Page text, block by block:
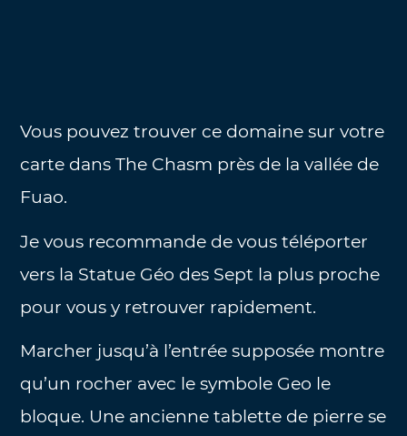
Vous pouvez trouver ce domaine sur votre
carte dans The Chasm près de la vallée de
Fuao.
Je vous recommande de vous téléporter
vers la Statue Géo des Sept la plus proche
pour vous y retrouver rapidement.
Marcher jusqu’à l’entrée supposée montre
qu’un rocher avec le symbole Geo le
bloque. Une ancienne tablette de pierre se